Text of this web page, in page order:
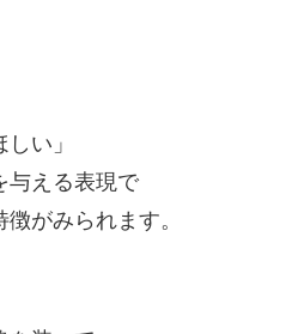
い」
与える表現で
がみられます。